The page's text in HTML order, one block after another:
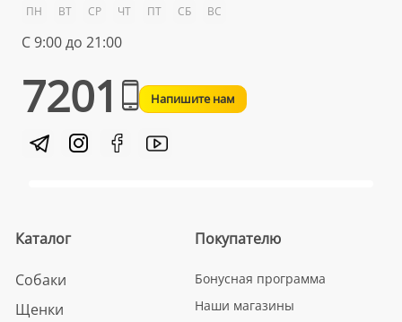
ПН ВТ СР ЧТ ПТ СБ ВС
С 9:00 до 21:00
7201 Напишите нам
Каталог
Собаки
Щенки
Покупателю
Бонусная программа
Наши магазины